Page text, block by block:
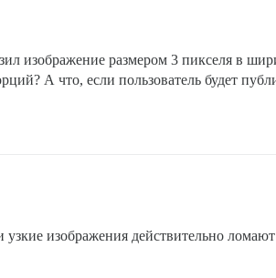
изображение размером 3 пикселя в
А что, если пользователь будет
изображения действительно